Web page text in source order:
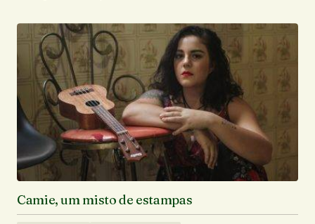
Camie, um misto de estampas